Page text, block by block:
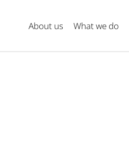
About us What we do